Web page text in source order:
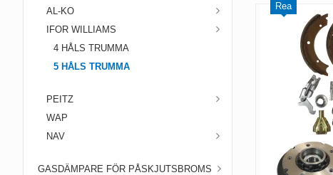
AL-KO
IFOR WILLIAMS
4 HÅLS TRUMMA
5 HÅLS TRUMMA
PEITZ
WAP
NAV
GASDÄMPARE FÖR PÅSKJUTSBROMS
Rea